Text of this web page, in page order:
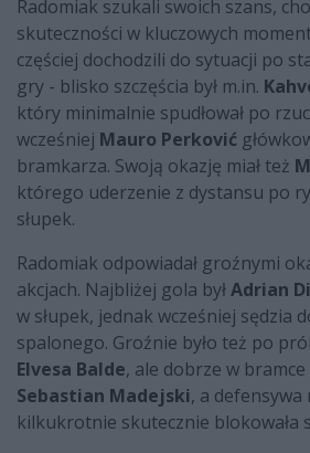
Radomiak szukali swoich szans,
skuteczności w kluczowych
częściej dochodzili do sytuacji po
gry - blisko szczęścia był m.in.
który minimalnie spudłował po
wcześniej Mauro Perković
bramkarza. Swoją okazję miał też
którego uderzenie z dystansu po
słupek.
Radomiak odpowiadał groźnymi
akcjach. Najbliżej gola byłAdrian
w słupek, jednak wcześniej sędzia
spalonego. Groźnie było też po
Elvesa Balde, ale dobrze w
Sebastian Madejski, a defensywa
kilkukrotnie skutecznie blokowała